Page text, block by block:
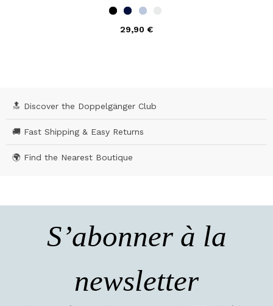
29,90 €
🔝 Discover the Doppelgänger Club
🚚 Fast Shipping & Easy Returns
🌍 Find the Nearest Boutique
S’abonner à la
newsletter